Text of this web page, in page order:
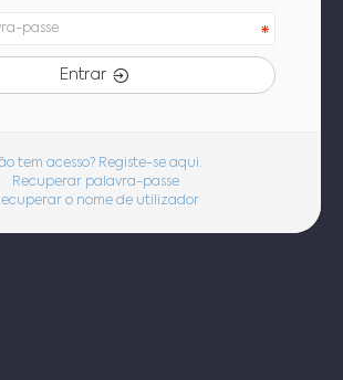
Entrar
tem acesso? Registe-se aqui.
Recuperar palavra-passe
o nome de utilizador